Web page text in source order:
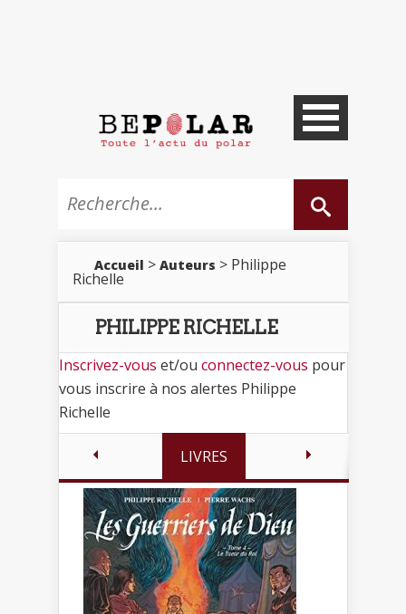
Accueil > Auteurs > Philippe
Richelle
PHILIPPE RICHELLE
Inscrivez-vous et/ou connectez-vous pour
vous inscrire à nos alertes Philippe
Richelle
LIVRES